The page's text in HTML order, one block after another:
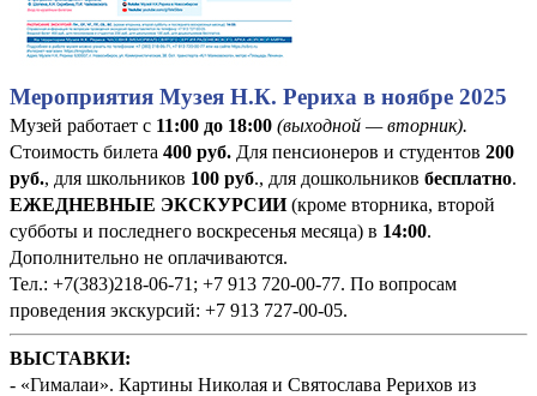
Мероприятия Музея Н.К. Рериха в ноябре 2025
Музей работает с 11:00 до 18:00 (выходной — вторник).
Стоимость билета 400 руб. Для пенсионеров и студентов 200
руб., для школьников 100 руб., для дошкольников бесплатно.
ЕЖЕДНЕВНЫЕ ЭКСКУРСИИ(кроме вторника, второй
субботы и последнего воскресенья месяца) в 14:00.
Дополнительно не оплачиваются.
Тел.: +7(383)218-06-71; +7 913 720-00-77. По вопросам
проведения экскурсий: +7 913 727-00-05.
ВЫСТАВКИ:
- «Гималаи». Картины Николая и Святослава Рерихов из